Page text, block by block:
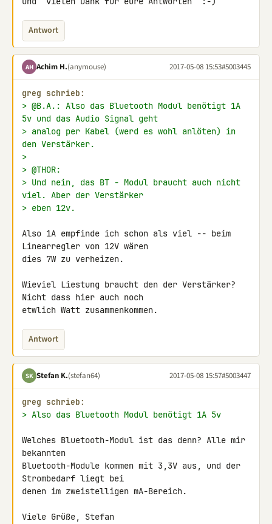
Antwort
AH Achim H.(anymouse) 2017-05-08 15:53#5003445
greg schrieb:
> @B.A.: Also das Bluetooth Modul benötigt 1A
5v und das Audio Signal geht
> analog per Kabel (werd es wohl anlöten) in
den Verstärker.
>
> @THOR:
> Und nein, das BT - Modul braucht auch nicht
viel. Aber der Verstärker
> eben 12v.
Also 1A empfinde ich schon als viel -- beim
Linearregler von 12V wären
dies 7W zu verheizen.
Wieviel Liestung braucht den der Verstärker?
Nicht dass hier auch noch
etwlich Watt zusammenkommen.
Antwort
SK Stefan K.(stefan64) 2017-05-08 15:57#5003447
greg schrieb:
> Also das Bluetooth Modul benötigt 1A 5v
Welches Bluetooth-Modul ist das denn? Alle mir
bekannten
Bluetooth-Module kommen mit 3,3V aus, und der
Strombedarf liegt bei
denen im zweistelligen mA-Bereich.
Viele Grüße, Stefan